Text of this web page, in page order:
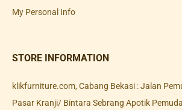
My Personal Info
STORE INFORMATION
klikfurniture.com, Cabang Bekasi : Jalan
Pasar Kranji/ Bintara Sebrang Apotik